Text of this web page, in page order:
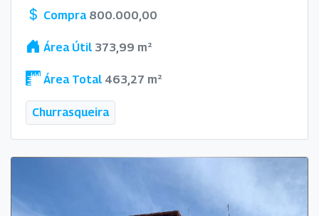
Compra 800.000,00
Área Útil 373,99 m²
Área Total 463,27 m²
Churrasqueira